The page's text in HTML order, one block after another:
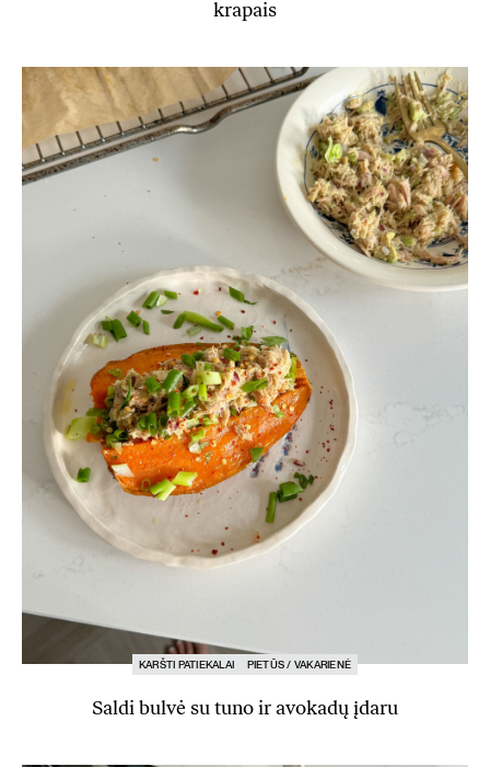
krapais
KARŠTI PATIEKALAI PIETŪS / VAKARIENĖ
Saldi bulvė su tuno ir avokadų įdaru